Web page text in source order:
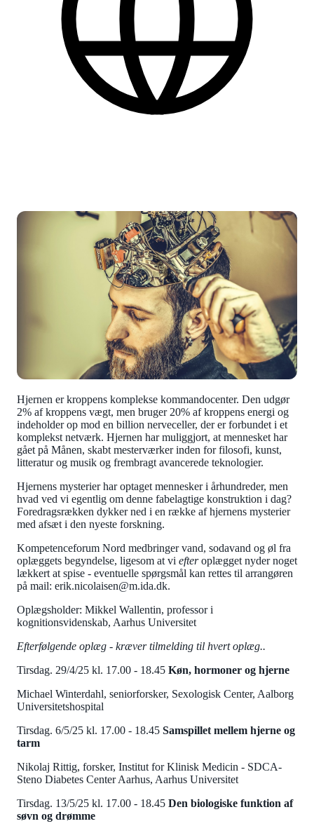
Hjernen er kroppens komplekse kommandocenter. Den udgør
2% af kroppens vægt, men bruger 20% af kroppens energi og
indeholder op mod en billion nerveceller, der er forbundet i et
komplekst netværk. Hjernen har muliggjort, at mennesket har
gået på Månen, skabt mesterværker inden for filosofi, kunst,
litteratur og musik og frembragt avancerede teknologier.
Hjernens mysterier har optaget mennesker i århundreder, men
hvad ved vi egentlig om denne fabelagtige konstruktion i dag?
Foredragsrækken dykker ned i en række af hjernens mysterier
med afsæt i den nyeste forskning.
Kompetenceforum Nord medbringer vand, sodavand og øl fra
oplæggets begyndelse, ligesom at vi efteroplægget nyder noget
lækkert at spise - eventuelle spørgsmål kan rettes til arrangøren
på mail: erik.nicolaisen@m.ida.dk.
Oplægsholder: Mikkel Wallentin, professor i
kognitionsvidenskab, Aarhus Universitet
Efterfølgende oplæg - kræver tilmelding til hvert oplæg..
Tirsdag. 29/4/25 kl. 17.00 - 18.45 Køn, hormoner og hjerne
Michael Winterdahl, seniorforsker, Sexologisk Center, Aalborg
Universitetshospital
Tirsdag. 6/5/25 kl. 17.00 - 18.45 Samspillet mellem hjerne og
tarm
Nikolaj Rittig, forsker, Institut for Klinisk Medicin - SDCA-
Steno Diabetes Center Aarhus, Aarhus Universitet
Tirsdag. 13/5/25 kl. 17.00 - 18.45 Den biologiske funktion af
søvn og drømme